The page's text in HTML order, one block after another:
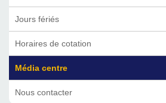
Jours fériés
Horaires de cotation
Média centre
Nous contacter